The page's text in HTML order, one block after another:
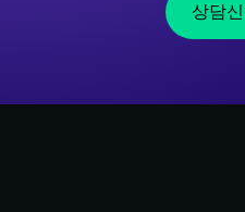
상담